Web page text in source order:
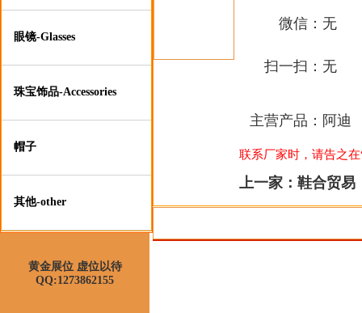
眼镜-Glasses
珠宝饰品-Accessories
帽子
其他-other
黄金展位 虚位以待
QQ:1273862155
微信： 无
扫一扫： 无
主营产品： 阿迪
联系厂家时，请告之
上一家： 鞋合贸易